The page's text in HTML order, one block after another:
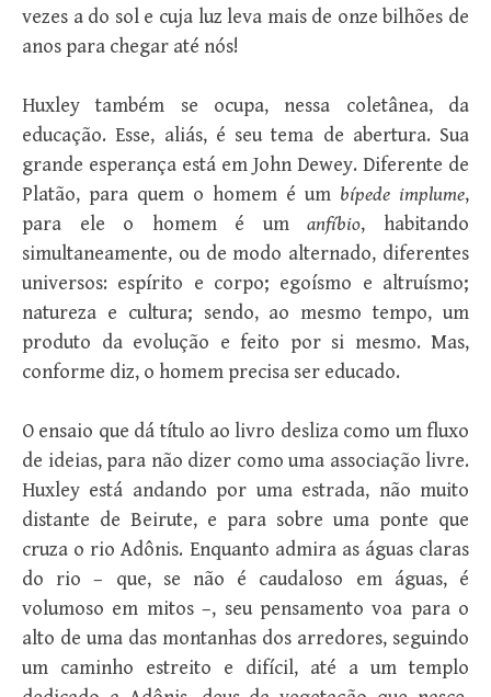
vezes a do sol e cuja luz leva mais de onze bilhões de
anos para chegar até nós!
Huxley também se ocupa, nessa coletânea, da
educação. Esse, aliás, é seu tema de abertura. Sua
grande esperança está em John Dewey. Diferente de
Platão, para quem o homem é um bípede implume,
para ele o homem é umanfíbio, habitando
simultaneamente, ou de modo alternado, diferentes
universos: espírito e corpo; egoísmo e altruísmo;
natureza e cultura; sendo, ao mesmo tempo, um
produto da evolução e feito por si mesmo. Mas,
conforme diz, o homem precisa ser educado.
O ensaio que dá título ao livro desliza como um fluxo
de ideias, para não dizer como uma associação livre.
Huxley está andando por uma estrada, não muito
distante de Beirute, e para sobre uma ponte que
cruza o rio Adônis. Enquanto admira as águas claras
do rio – que, se não é caudaloso em águas, é
volumoso em mitos –, seu pensamento voa para o
alto de uma das montanhas dos arredores, seguindo
um caminho estreito e difícil, até a um templo